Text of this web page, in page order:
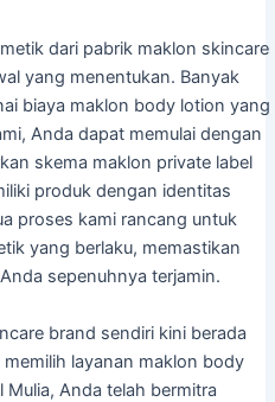
dari pabrik maklon skincare
yang menentukan. Banyak
biaya maklon body lotion yang
Anda dapat memulai dengan
skema maklon private label
produk dengan identitas
proses kami rancang untuk
yang berlaku, memastikan
sepenuhnya terjamin.
brand sendiri kini berada
layanan maklon body
Mulia, Anda telah bermitra